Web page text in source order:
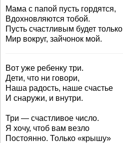
Мама с папой пусть гордятся,
Вдохновляются тобой.
Пусть счастливым будет только
Мир вокруг, зайчонок мой.
Вот уже ребенку три.
Дети, что ни говори,
Наша радость, наше счастье
И снаружи, и внутри.
Три — счастливое число.
Я хочу, чтоб вам везло
Постоянно. Только «крышу»